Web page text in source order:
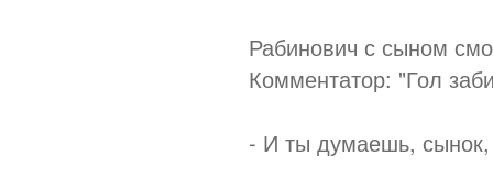
Рабинович с сыном
Комментатор: "Гол
- И ты думаешь, сынок,